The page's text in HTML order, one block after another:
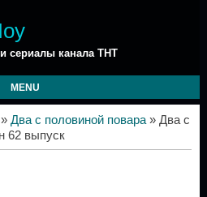
сериалы канала ТНТ
MENU
Два с половиной повара» Два с
62 выпуск